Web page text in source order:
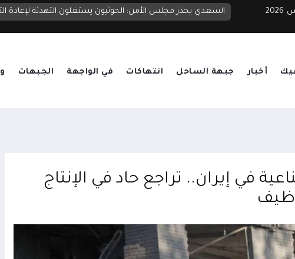
السبت، 08 أغسطس 2026
اليمن لمجلس الأمن: التصعيد الحوثي بدعم إيراني يهدد اليمن
أخبار جبهة الساحل انتهاكات في الواجهة الجبهات
في إيران.. تراجع حاد في الإنتاج